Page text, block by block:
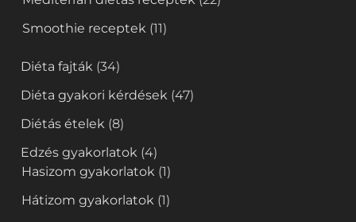
Smoothie receptek (11)
Diéta fajták (34)
Diéta gyakori kérdések (47)
Diétás ételek (8)
Edzés gyakorlatok (4)
Hasizom gyakorlatok (1)
Hátizom gyakorlatok (1)